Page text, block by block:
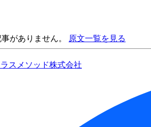
がありません。
原文一覧を見る
スメソッド株式会社